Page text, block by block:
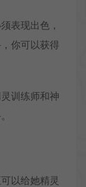
表现出色，
你可以获得
训练师和神
以给她精灵